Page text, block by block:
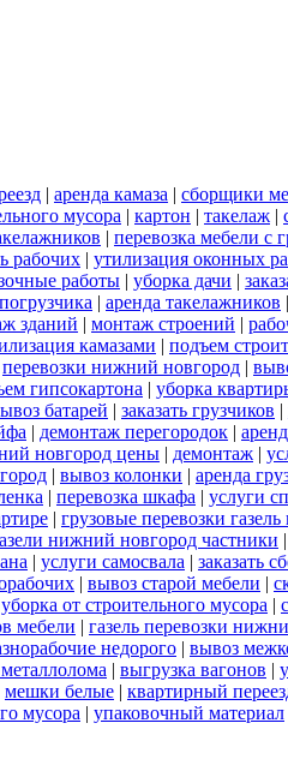
| аренда камаза | сборщики
мусора | картон | такелаж |
| перевозка мебели с
рабочих | утилизация оконных
работы | уборка дачи |
| аренда такелажников |
зданий | монтаж строений |
камазами | подъем
перевозки нижний новгород |
гипсокартона | уборка
батарей | заказать грузчиков |
| демонтаж перегородок |
новгород цены | демонтаж |
| вывоз колонки | аренда
| перевозка шкафа | услуги
| грузовые перевозки
нижний новгород частники |
| услуги самосвала | заказать
| вывоз старой мебели |
уборка от строительного мусора |
мебели | газель перевозки
недорого | вывоз
| выгрузка вагонов |
мешки белые | квартирный
мусора | упаковочный материал